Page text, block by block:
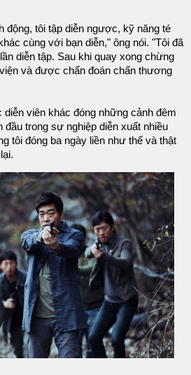
động, tôi tập diễn ngược, kỹ năng té
cùng với bạn diễn," ông nói. "Tôi đã
diễn tập. Sau khi quay xong chừng
và được chẩn đoán chấn thương
diễn viên khác đóng những cảnh đêm
trong sự nghiệp diễn xuất nhiều
tôi đóng ba ngày liền như thế và thật